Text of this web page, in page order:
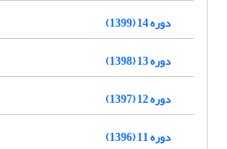
دوره 14 (1399)
دوره 13 (1398)
دوره 12 (1397)
دوره 11 (1396)